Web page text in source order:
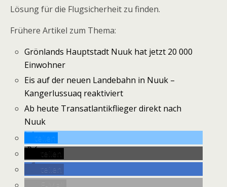
Lösung für die Flugsicherheit zu finden.
Frühere Artikel zum Thema:
Grönlands Hauptstadt Nuuk hat jetzt 20 000
Einwohner
Eis auf der neuen Landebahn in Nuuk –
Kangerlussuaq reaktiviert
Ab heute Transatlantikflieger direkt nach
Nuuk
teilen
teilen
teilen